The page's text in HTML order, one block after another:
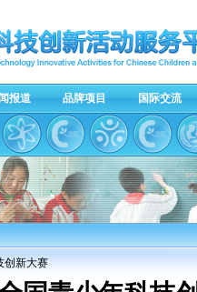
报道 品牌项目 国际交流
创新大赛